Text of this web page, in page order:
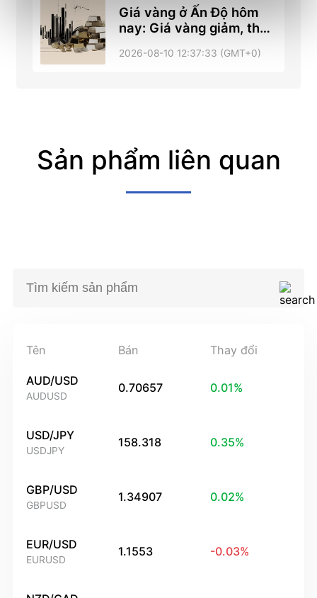
Giá vàng ở Ấn Độ hôm
nay: Giá vàng giảm, theo
hợp
2026-08-10 12:37:33 (GMT+0)
Sản phẩm liên quan
Tên Bán Thay đổi
AUD/USD
AUDUSD
0.70657 0.01%
USD/JPY
USDJPY
158.318 0.35%
GBP/USD
GBPUSD
1.34907 0.02%
EUR/USD
EURUSD
1.1553 -0.03%